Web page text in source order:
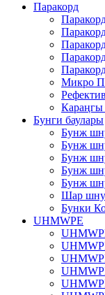
Паракорд
Микро
Караңгы
Бунги баулары
Бунж
Бунж
Бунж
Бунж
Бунж
Шар
Бунки
UHMWPE